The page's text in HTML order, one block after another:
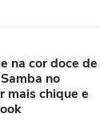
na cor doce de
no
mais chique e